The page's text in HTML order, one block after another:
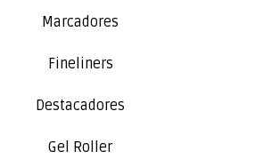
Marcadores
Fineliners
Destacadores
Gel Roller